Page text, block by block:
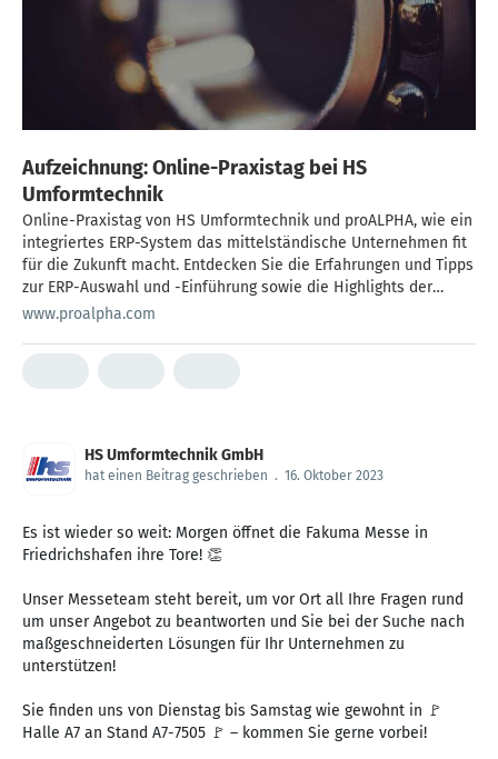
Aufzeichnung: Online-Praxistag bei HS
Umformtechnik
Online-Praxistag von HS Umformtechnik und proALPHA, wie ein
integriertes ERP-System das mittelständische Unternehmen fit
für die Zukunft macht. Entdecken Sie die Erfahrungen und Tipps
zur ERP-Auswahl und -Einführung sowie die Highlights der
proALPHA ERP-Lösung für Ihre Branche. Registrieren Sie sich
www.proalpha.com
HS Umformtechnik GmbH
hat einen Beitrag geschrieben . 16. Oktober 2023
Es ist wieder so weit: Morgen öffnet die Fakuma Messe in
Friedrichshafen ihre Tore! 👏
Unser Messeteam steht bereit, um vor Ort all Ihre Fragen rund
um unser Angebot zu beantworten und Sie bei der Suche nach
maßgeschneiderten Lösungen für Ihr Unternehmen zu
unterstützen!
Sie finden uns von Dienstag bis Samstag wie gewohnt in 🚩
Halle A7 an Stand A7-7505 🚩 – kommen Sie gerne vorbei!